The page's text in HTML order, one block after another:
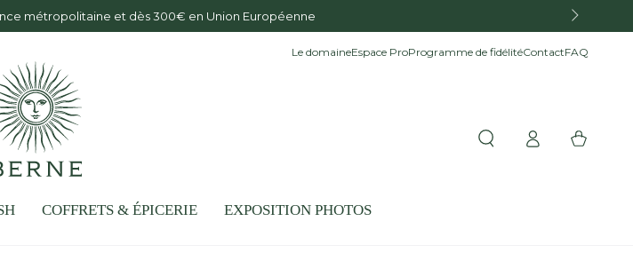
métropolitaine et dès 300€ en Union Européenne
Le domaineEspace ProProgramme de fidélitéContactFAQ
COFFRETS & ÉPICERIE EXPOSITION PHOTOS
ConnexionPanier